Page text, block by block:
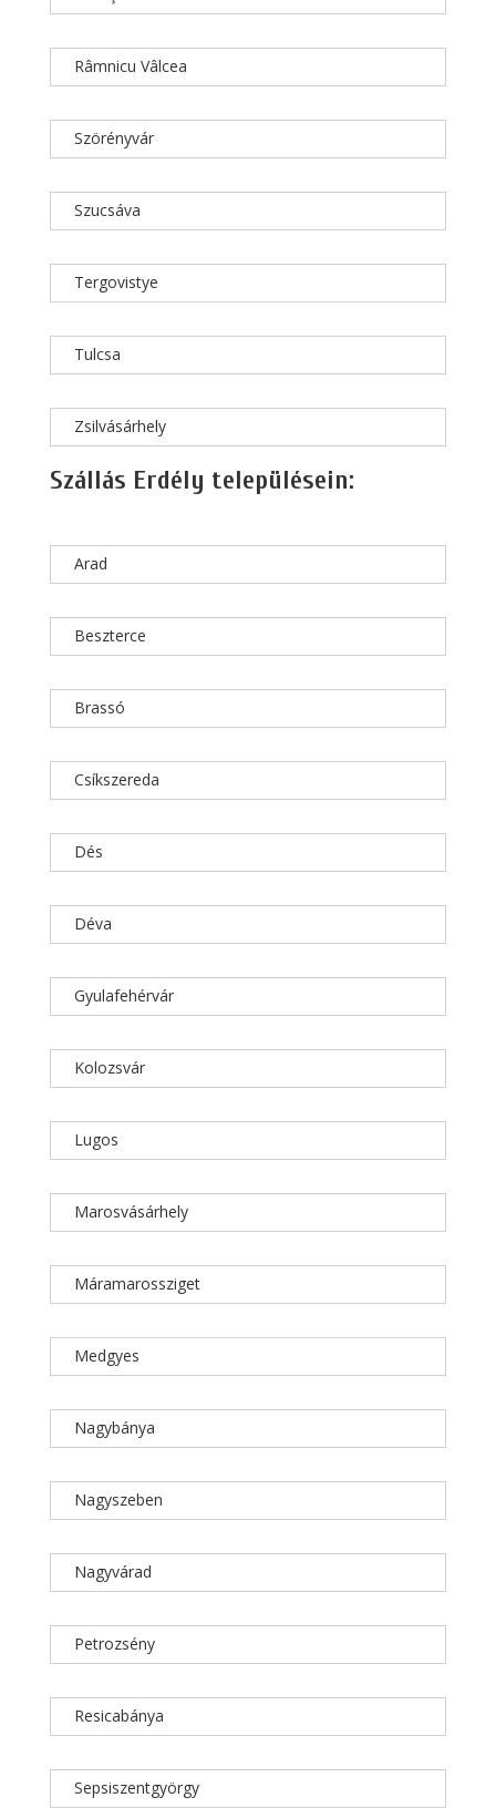
Râmnicu Vâlcea
Szörényvár
Szucsáva
Tergovistye
Tulcsa
Zsilvásárhely
Szállás Erdély településein:
Arad
Beszterce
Brassó
Csíkszereda
Dés
Déva
Gyulafehérvár
Kolozsvár
Lugos
Marosvásárhely
Máramarossziget
Medgyes
Nagybánya
Nagyszeben
Nagyvárad
Petrozsény
Resicabánya
Sepsiszentgyörgy